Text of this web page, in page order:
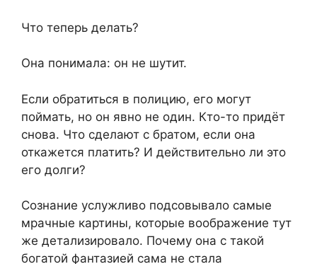
Что теперь делать?
Она понимала: он не шутит.
Если обратиться в полицию, его могут
поймать, но он явно не один. Кто-то придёт
снова. Что сделают с братом, если она
откажется платить? И действительно ли это
его долги?
Сознание услужливо подсовывало самые
мрачные картины, которые воображение тут
же детализировало. Почему она с такой
богатой фантазией сама не стала